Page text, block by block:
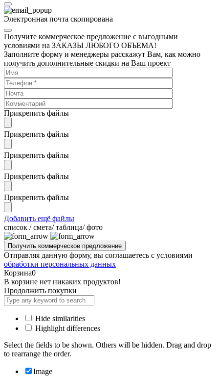
Электронная почта скопирована
Получите коммерческое предложение с выгодными
условиями на ЗАКАЗЫ ЛЮБОГО ОБЪЕМА!
Заполните форму и менеджеры расскажут Вам, как можно
получить дополнительные скидки на Ваш проект
Прикрепить файлы
Прикрепить файлы
Прикрепить файлы
Прикрепить файлы
Прикрепить файлы
Добавить ещё файлы
cписок / смета/ таблица/ фото
Отправляя данную форму, вы соглашаетесь с условиями
обработки персональных данных
Корзина0
В корзине нет никаких продуктов!
Продолжить покупки
Hide similarities
Highlight differences
Select the fields to be shown. Others will be hidden. Drag and drop
to rearrange the order.
Image